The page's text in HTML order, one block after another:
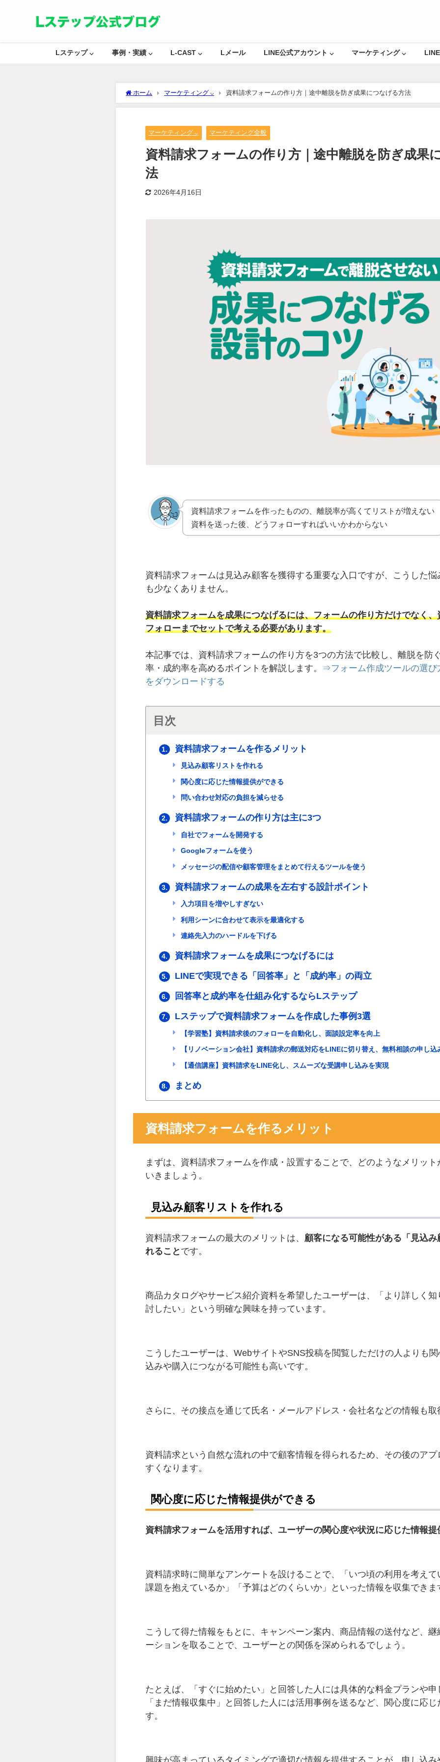
Lステップ ⌵ 事例・実績 ⌵ L-CAST ⌵ Lメール LINE公式アカウント ⌵ マーケティング ⌵ LINE
ホーム マーケティング ⌵ 資料請求フォームの作り方｜途中離脱を防ぎ成果につなげる方法
マーケティング ⌵ マーケティング全般
資料請求フォームの作り方｜途中離脱を防ぎ成果
法
2026年4月16日
資料請求フォームを作ったものの、離脱率が高くてリストが増えない
資料を送った後、どうフォローすればいいかわからない
資料請求フォームは見込み顧客を獲得する重要な入口ですが、こうした
も少なくありません。
資料請求フォームを成果につなげるには、フォームの作り方だけでなく
フォローまでセットで考える必要があります。
本記事では、資料請求フォームの作り方を3つの方法で比較し、離脱を防
率・成約率を高めるポイントを解説します。
⇒フォーム作成ツールの選び
をダウンロードする
目次
1. 資料請求フォームを作るメリット
見込み顧客リストを作れる
関心度に応じた情報提供ができる
問い合わせ対応の負担を減らせる
2. 資料請求フォームの作り方は主に3つ
自社でフォームを開発する
Googleフォームを使う
メッセージの配信や顧客管理をまとめて行えるツールを使う
3. 資料請求フォームの成果を左右する設計ポイント
入力項目を増やしすぎない
利用シーンに合わせて表示を最適化する
連絡先入力のハードルを下げる
4. 資料請求フォームを成果につなげるには
5. LINEで実現できる「回答率」と「成約率」の両立
6. 回答率と成約率を仕組み化するならLステップ
7. Lステップで資料請求フォームを作成した事例3選
【学習塾】資料請求後のフォローを自動化し、面談設定率を向上
【リノベーション会社】資料請求の郵送対応をLINEに切り替え、無料相談の申し込
【通信講座】資料請求をLINE化し、スムーズな受講申し込みを実現
8. まとめ
資料請求フォームを作るメリット
まずは、資料請求フォームを作成・設置することで、どのようなメリッ
いきましょう。
見込み顧客リストを作れる
資料請求フォームの最大のメリットは、 顧客になる可能性がある「見込
れること です。
商品カタログやサービス紹介資料を希望したユーザーは、「より詳しく
討したい」という明確な興味を持っています。
こうしたユーザーは、WebサイトやSNS投稿を閲覧しただけの人よりも
込みや購入につながる可能性も高いです。
さらに、その接点を通じて氏名・メールアドレス・会社名などの情報も取
資料請求という自然な流れの中で顧客情報を得られるため、その後のア
すくなります。
関心度に応じた情報提供ができる
資料請求フォームを活用すれば、ユーザーの関心度や状況に応じた情報
資料請求時に簡単なアンケートを設けることで、「いつ頃の利用を考え
課題を抱えているか」「予算はどのくらいか」といった情報を収集できま
こうして得た情報をもとに、キャンペーン案内、商品情報の送付など、
ーションを取ることで、ユーザーとの関係を深められるでしょう。
たとえば、「すぐに始めたい」と回答した人には具体的な料金プランや申
「まだ情報収集中」と回答した人には活用事例を送るなど、関心度に応
す。
興味が高まっているタイミングで適切な情報を提供することが、申し込